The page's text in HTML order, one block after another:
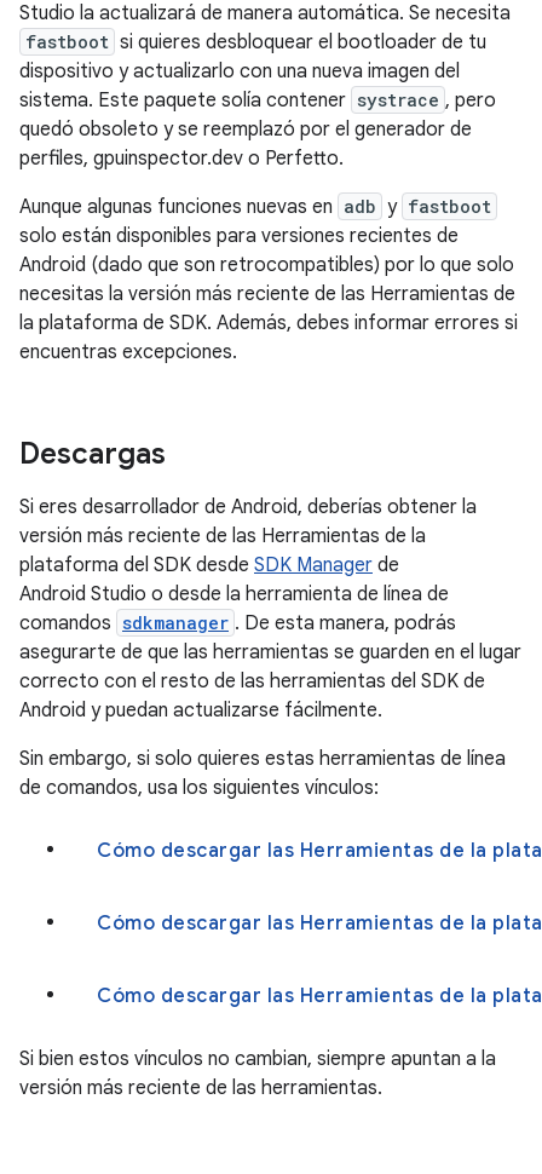
Studio la actualizará de manera automática. Se necesita
fastboot si quieres desbloquear el bootloader de tu
dispositivo y actualizarlo con una nueva imagen del
sistema. Este paquete solía contener systrace , pero
quedó obsoleto y se reemplazó por el generador de
perfiles, gpuinspector.dev o Perfetto.
Aunque algunas funciones nuevas en adb y fastboot
solo están disponibles para versiones recientes de
Android (dado que son retrocompatibles) por lo que solo
necesitas la versión más reciente de las Herramientas de
la plataforma de SDK. Además, debes informar errores si
encuentras excepciones.
Descargas
Si eres desarrollador de Android, deberías obtener la
versión más reciente de las Herramientas de la
plataforma del SDK desde SDK Manager de
Android Studio o desde la herramienta de línea de
comandos sdkmanager . De esta manera, podrás
asegurarte de que las herramientas se guarden en el lugar
correcto con el resto de las herramientas del SDK de
Android y puedan actualizarse fácilmente.
Sin embargo, si solo quieres estas herramientas de línea
de comandos, usa los siguientes vínculos:
Cómo descargar las Herramientas de la
Cómo descargar las Herramientas de la
Cómo descargar las Herramientas de la
Si bien estos vínculos no cambian, siempre apuntan a la
versión más reciente de las herramientas.